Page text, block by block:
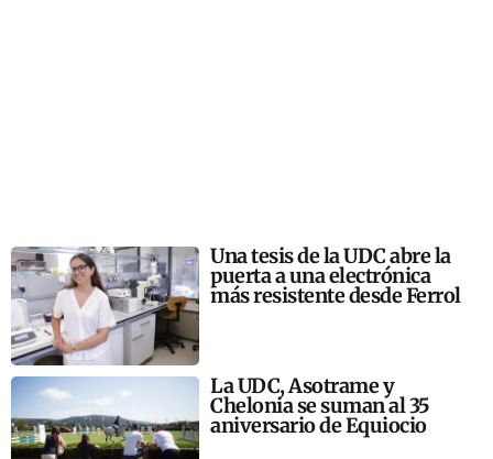
Una tesis de la UDC abre la
puerta a una electrónica
más resistente desde Ferrol
La UDC, Asotrame y
Chelonia se suman al 35
aniversario de Equiocio